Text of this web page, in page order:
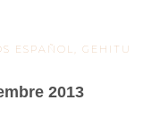
ESPAÑOL
GEHITU
2013